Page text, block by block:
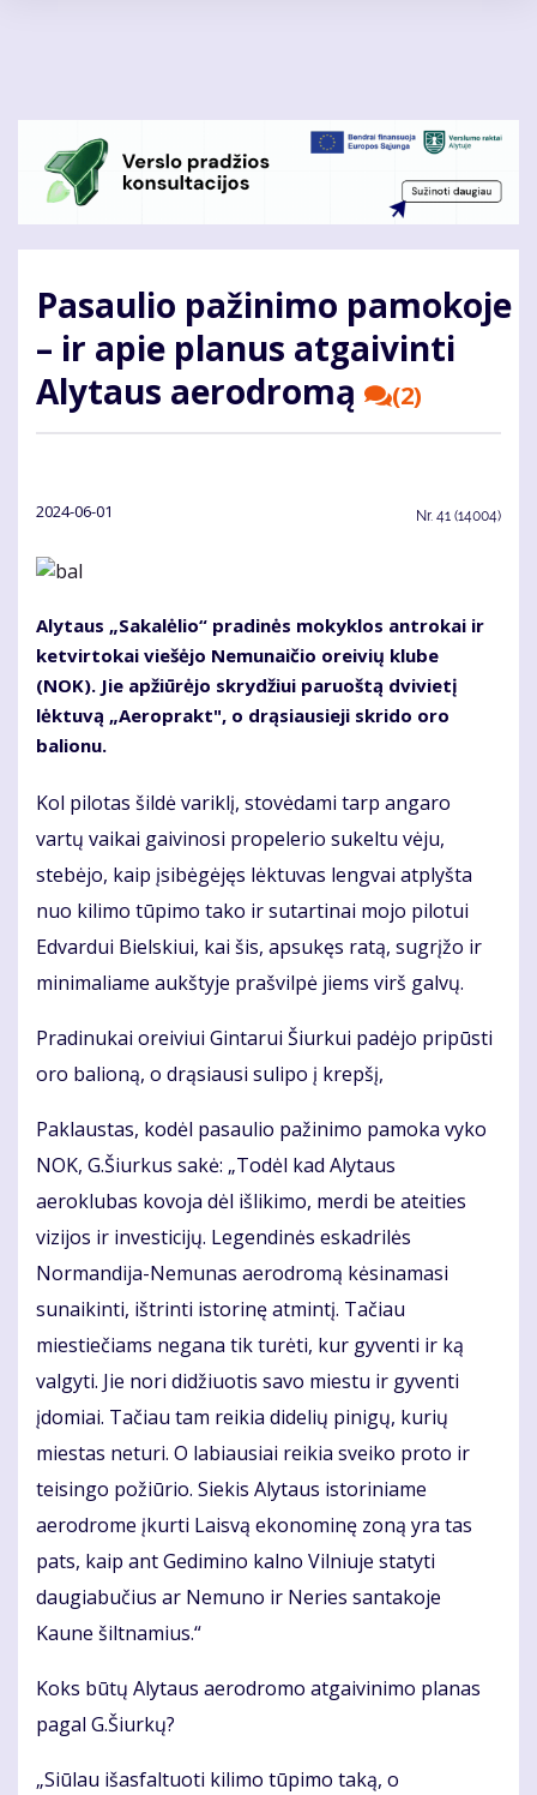
Pasaulio pažinimo pamokoje
– ir apie planus atgaivinti
Alytaus aerodromą
(2)
2024-06-01 Nr. 41 (14004)
Alytaus „Sakalėlio“ pradinės mokyklos antrokai ir
ketvirtokai viešėjo Nemunaičio oreivių klube
(NOK). Jie apžiūrėjo skrydžiui paruoštą dvivietį
lėktuvą „Aeroprakt", o drąsiausieji skrido oro
balionu.
Kol pilotas šildė variklį, stovėdami tarp angaro
vartų vaikai gaivinosi propelerio sukeltu vėju,
stebėjo, kaip įsibėgėjęs lėktuvas lengvai atplyšta
nuo kilimo tūpimo tako ir sutartinai mojo pilotui
Edvardui Bielskiui, kai šis, apsukęs ratą, sugrįžo ir
minimaliame aukštyje prašvilpė jiems virš galvų.
Pradinukai oreiviui Gintarui Šiurkui padėjo pripūsti
oro balioną, o drąsiausi sulipo į krepšį,
Paklaustas, kodėl pasaulio pažinimo pamoka vyko
NOK, G.Šiurkus sakė: „Todėl kad Alytaus
aeroklubas kovoja dėl išlikimo, merdi be ateities
vizijos ir investicijų. Legendinės eskadrilės
Normandija-Nemunas aerodromą kėsinamasi
sunaikinti, ištrinti istorinę atmintį. Tačiau
miestiečiams negana tik turėti, kur gyventi ir ką
valgyti. Jie nori didžiuotis savo miestu ir gyventi
įdomiai. Tačiau tam reikia didelių pinigų, kurių
miestas neturi. O labiausiai reikia sveiko proto ir
teisingo požiūrio. Siekis Alytaus istoriniame
aerodrome įkurti Laisvą ekonominę zoną yra tas
pats, kaip ant Gedimino kalno Vilniuje statyti
daugiabučius ar Nemuno ir Neries santakoje
Kaune šiltnamius.“
Koks būtų Alytaus aerodromo atgaivinimo planas
pagal G.Šiurkų?
„Siūlau išasfaltuoti kilimo tūpimo taką, o